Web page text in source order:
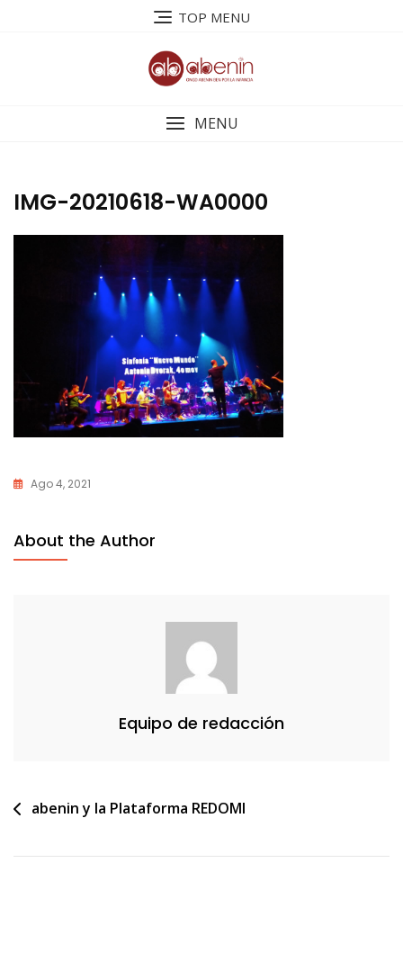
TOP MENU
MENU
IMG-20210618-WA0000
Ago 4, 2021
About the Author
Equipo de redacción
Navegación
entradas
abenin y la Plataforma REDOMI